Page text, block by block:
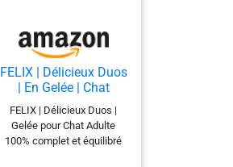
FELIX | Délicieux Duos
| En Gelée | Chat
Adulte | Sélection de
la Campagne aux
Légumes | Sachets
Fraîcheurs | 44x85g
FELIX | Délicieux Duos |
Gelée pour Chat Adulte
100% complet et équilibré